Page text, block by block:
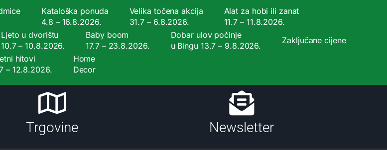
Kataloška ponuda
4.8 – 16.8.2026.
Velika točena akcija
31.7 – 6.8.2026.
Alat za hobi ili zanat
11.7 – 11.8.2026.
Ljeto u dvorištu
10.7 – 10.8.2026.
Baby boom
17.7 – 23.8.2026.
Dobar ulov počinje
u Bingu 13.7 – 9.8.2026.
Zaključane cijene
hitovi
– 12.8.2026.
Home
Decor
Trgovine Newsletter